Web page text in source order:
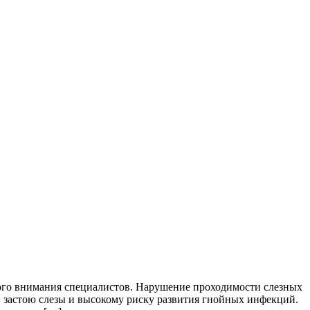
внимания специалистов. Нарушение проходимости слезных
слезы и высокому риску развития гнойных инфекций.